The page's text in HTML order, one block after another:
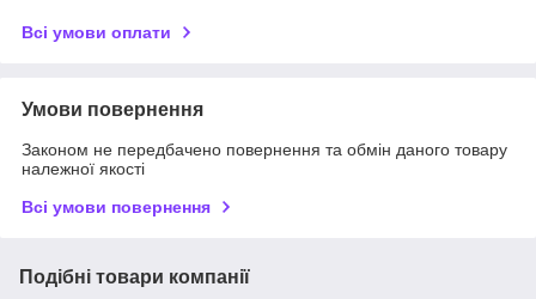
Всі умови оплати
Умови повернення
Законом не передбачено повернення та обмін даного товару
належної якості
Всі умови повернення
Подібні товари компанії